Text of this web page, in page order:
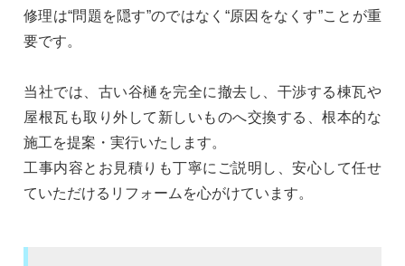
修理は“問題を隠す”のではなく“原因をなくす”ことが重
要です。
当社では、古い谷樋を完全に撤去し、干渉する棟瓦や
屋根瓦も取り外して新しいものへ交換する、根本的な
施工を提案・実行いたします。
工事内容とお見積りも丁寧にご説明し、安心して任せ
ていただけるリフォームを心がけています。